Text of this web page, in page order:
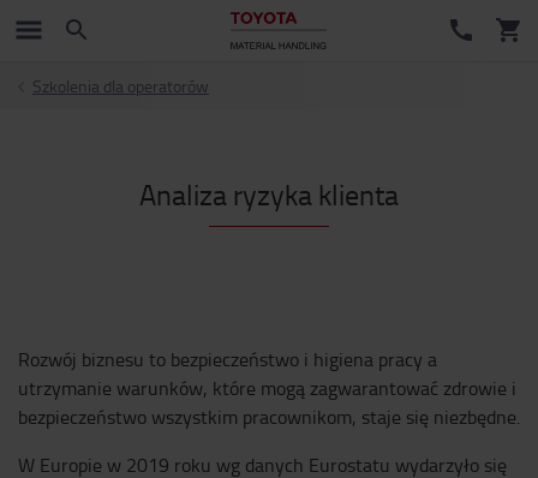
Szkolenia dla operatorów
Analiza ryzyka klienta
Rozwój biznesu to bezpieczeństwo i higiena pracy a
utrzymanie warunków, które mogą zagwarantować zdrowie i
bezpieczeństwo wszystkim pracownikom, staje się niezbędne.
W Europie w 2019 roku wg danych Eurostatu wydarzyło się